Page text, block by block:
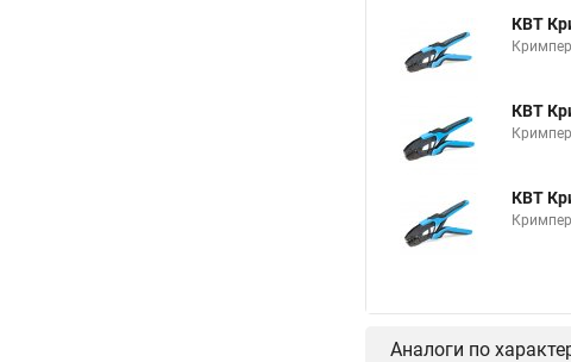
КВТ
КВТ
КВТ
Аналоги по